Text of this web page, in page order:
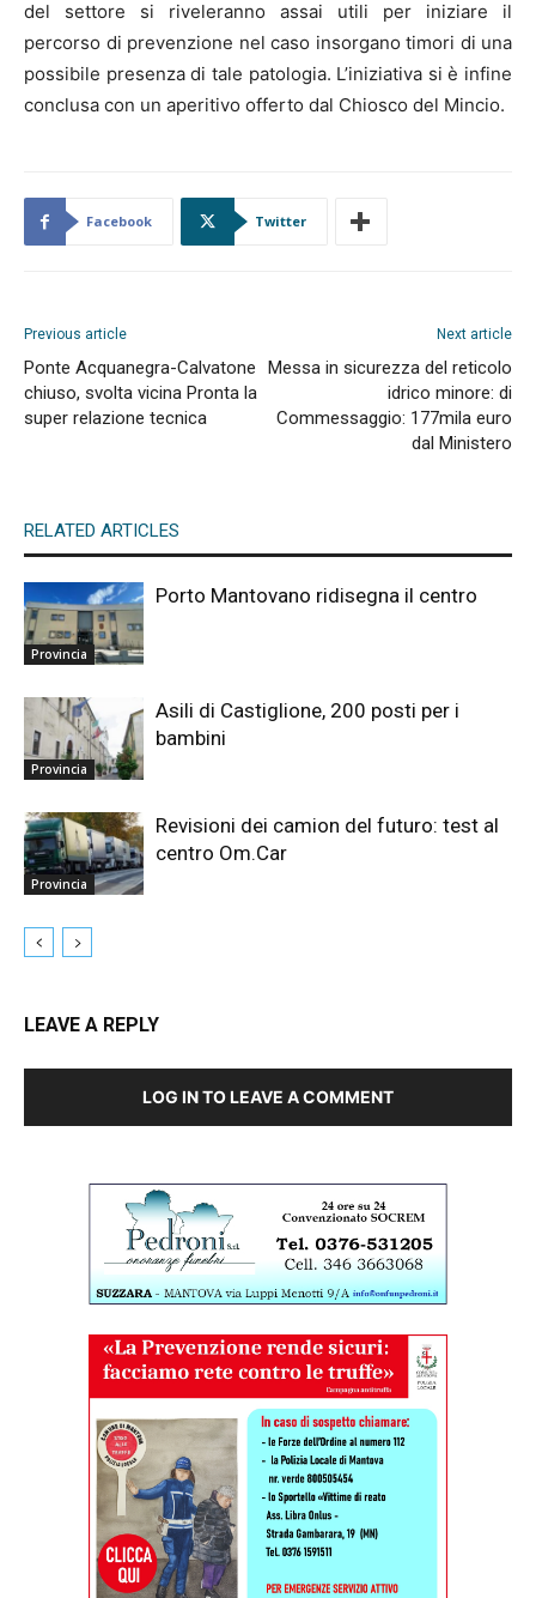
del settore si riveleranno assai utili per iniziare il
percorso di prevenzione nel caso insorgano timori di una
possibile presenza di tale patologia. L’iniziativa si è infine
conclusa con un aperitivo offerto dal Chiosco del Mincio.
Facebook Twitter
Previous article
Ponte Acquanegra-Calvatone
chiuso, svolta vicina Pronta la
super relazione tecnica
Next article
Messa in sicurezza del reticolo
idrico minore: di
Commessaggio: 177mila euro
dal Ministero
RELATED ARTICLES
Provincia
Porto Mantovano ridisegna il centro
Provincia
Asili di Castiglione, 200 posti per i
bambini
Provincia
Revisioni dei camion del futuro: test al
centro Om.Car
LEAVE A REPLY
LOG IN TO LEAVE A COMMENT